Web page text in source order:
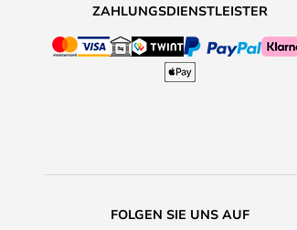
ZAHLUNGSDIENSTLEISTER
FOLGEN SIE UNS AUF